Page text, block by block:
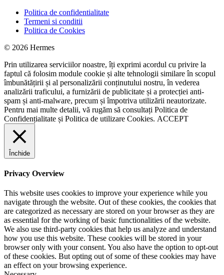
Politica de confidentialitate
Termeni si conditii
Politica de Cookies
© 2026 Hermes
Prin utilizarea serviciilor noastre, îți exprimi acordul cu privire la
faptul că folosim module cookie și alte tehnologii similare în scopul
îmbunătățirii și al personalizării conținutului nostru, în vederea
analizării traficului, a furnizării de publicitate și a protecției anti-
spam și anti-malware, precum și împotriva utilizării neautorizate.
Pentru mai multe detalii, vă rugăm să consultați Politica de
Confidențialitate și Politica de utilizare Cookies. ACCEPT
Închide
Privacy Overview
This website uses cookies to improve your experience while you
navigate through the website. Out of these cookies, the cookies that
are categorized as necessary are stored on your browser as they are
as essential for the working of basic functionalities of the website.
We also use third-party cookies that help us analyze and understand
how you use this website. These cookies will be stored in your
browser only with your consent. You also have the option to opt-out
of these cookies. But opting out of some of these cookies may have
an effect on your browsing experience.